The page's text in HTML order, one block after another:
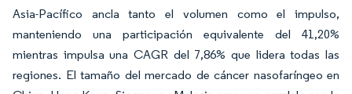
Asia-Pacífico ancla tanto el volumen como el impulso,
manteniendo una participación equivalente del 41,20%
mientras impulsa una CAGR del 7,86% que lidera todas las
regiones. El tamaño del mercado de cáncer nasofaríngeo en